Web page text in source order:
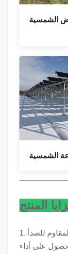
الشمسية
الشمسية
المنتج
1. خيارات المواد المعمرة: اختر بين الفولاذ المقاوم للصدأ
على أداء